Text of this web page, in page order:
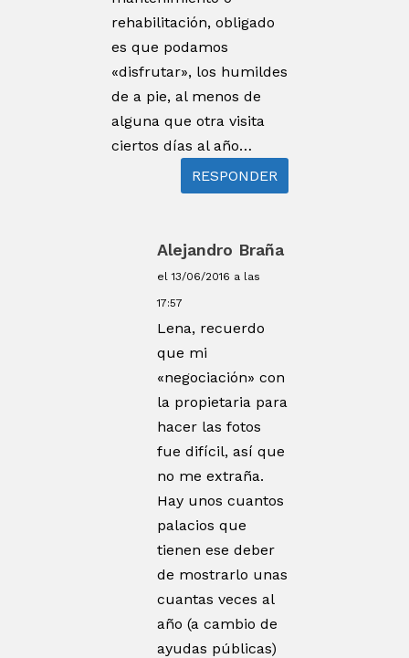
rehabilitación, obligado
es que podamos
«disfrutar», los humildes
de a pie, al menos de
alguna que otra visita
ciertos días al año…
RESPONDER
Alejandro Braña
el 13/06/2016 a las
17:57
Lena, recuerdo
que mi
«negociación» con
la propietaria para
hacer las fotos
fue difícil, así que
no me extraña.
Hay unos cuantos
palacios que
tienen ese deber
de mostrarlo unas
cuantas veces al
año (a cambio de
ayudas públicas)